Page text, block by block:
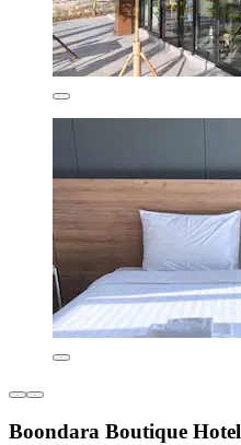
Boondara Boutique Hotel